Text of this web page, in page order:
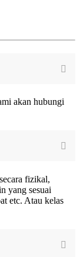
akan hubungi
fizikal,
yang sesuai
etc. Atau kelas